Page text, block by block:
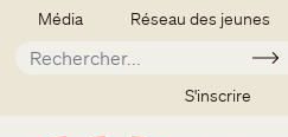
Aller au contenu principal
Secondary menu
Média Réseau des jeunes
SSO
S'inscrire